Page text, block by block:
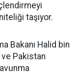
taşıyor.
Bakanı Halid bin
Pakistan